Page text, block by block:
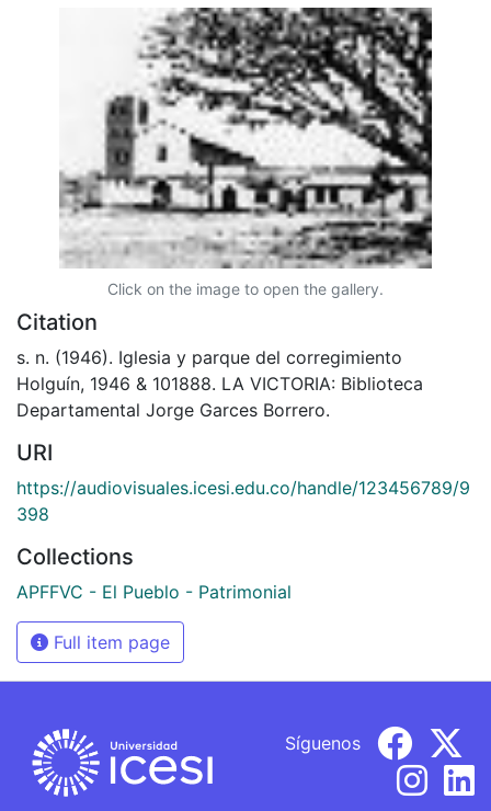
Click on the image to open the gallery.
Citation
s. n. (1946). Iglesia y parque del corregimiento
Holguín, 1946 & 101888. LA VICTORIA: Biblioteca
Departamental Jorge Garces Borrero.
URI
https://audiovisuales.icesi.edu.co/handle/123456789/9
398
Collections
APFFVC - El Pueblo - Patrimonial
Full item page
Síguenos